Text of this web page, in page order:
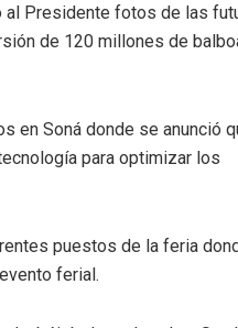
al Presidente fotos de las
de 120 millones de
en Soná donde se anunció
para optimizar los
puestos de la feria
ferial.